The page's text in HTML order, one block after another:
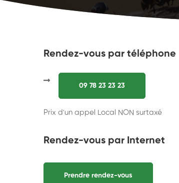
Rendez-vous par téléphone
09 78 23 23 23
Prix d'un appel Local NON surtaxé
Rendez-vous par Internet
Prendre rendez-vous